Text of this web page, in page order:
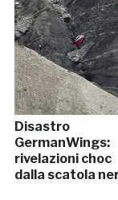
Disastro
GermanWings:
rivelazioni choc
dalla scatola